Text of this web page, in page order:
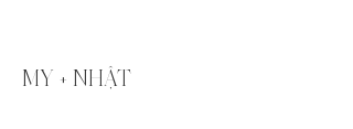
MY + NHẬT